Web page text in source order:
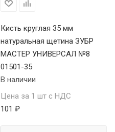
Кисть круглая 35 мм
натуральная щетина ЗУБР
МАСТЕР УНИВЕРСАЛ №8
01501-35
В наличии
Цена за 1 шт с НДС
101 ₽